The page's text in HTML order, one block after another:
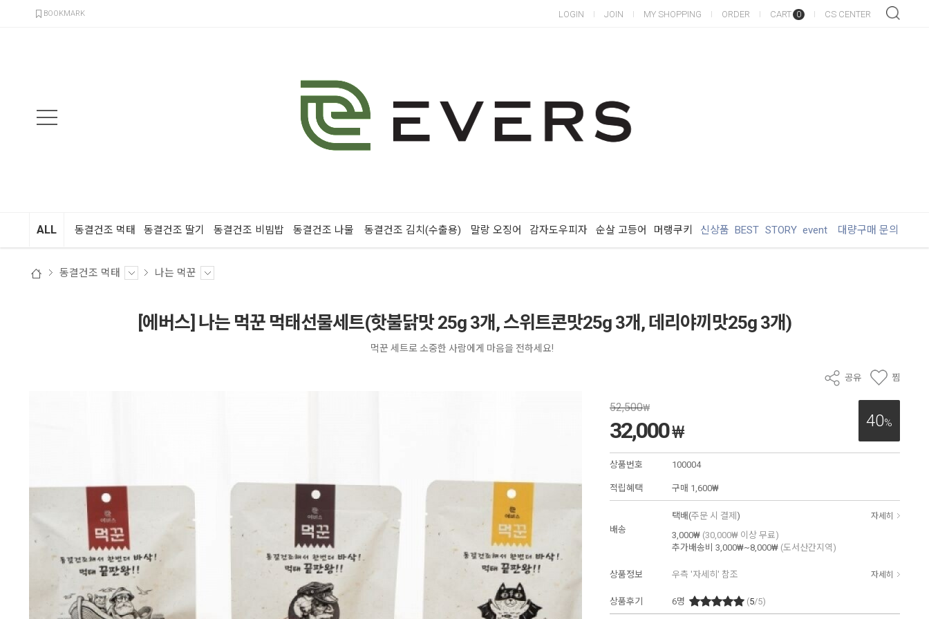
BOOKMARK LOGIN JOIN MY SHOPPING ORDER CART 0 CS CENTER
ALL 동결건조 먹태 동결건조 딸기 동결건조 비빔밥 동결건조 나물 동결건조 김치(수출용) 말랑 오징어 감자도우피자 순살 고등어 머랭쿠키 신상품 BEST STORY event 대량구매 문의
동결건조 먹태 나는 먹꾼
[에버스] 나는 먹꾼 먹태선물세트(핫불닭맛 25g 3개, 스위트콘맛25g 3개, 데리야끼맛25g 3개)
먹꾼 세트로 소중한 사람에게 마음을 전하세요!
공유 찜
40%
52,500₩
32,000₩
상품번호 100004
적립혜택 구매 1,600₩
배송
택배(주문 시 결제 ) 자세히
3,000₩ (30,000₩ 이상 무료)
추가배송비 3,000₩~8,000₩ (도서산간지역)
상품정보 우측 '자세히' 참조 자세히
상품후기 6명 (5/5)